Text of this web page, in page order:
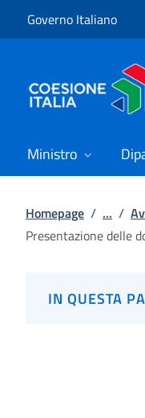
Governo Italiano
Ministro
Homepage / ... /
Presentazione delle
IN QUESTA